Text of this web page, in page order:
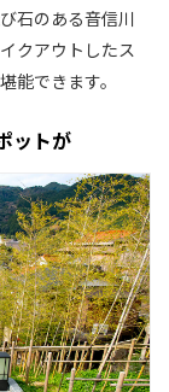
石のある音信川
クアウトしたス
能できます。
ットが